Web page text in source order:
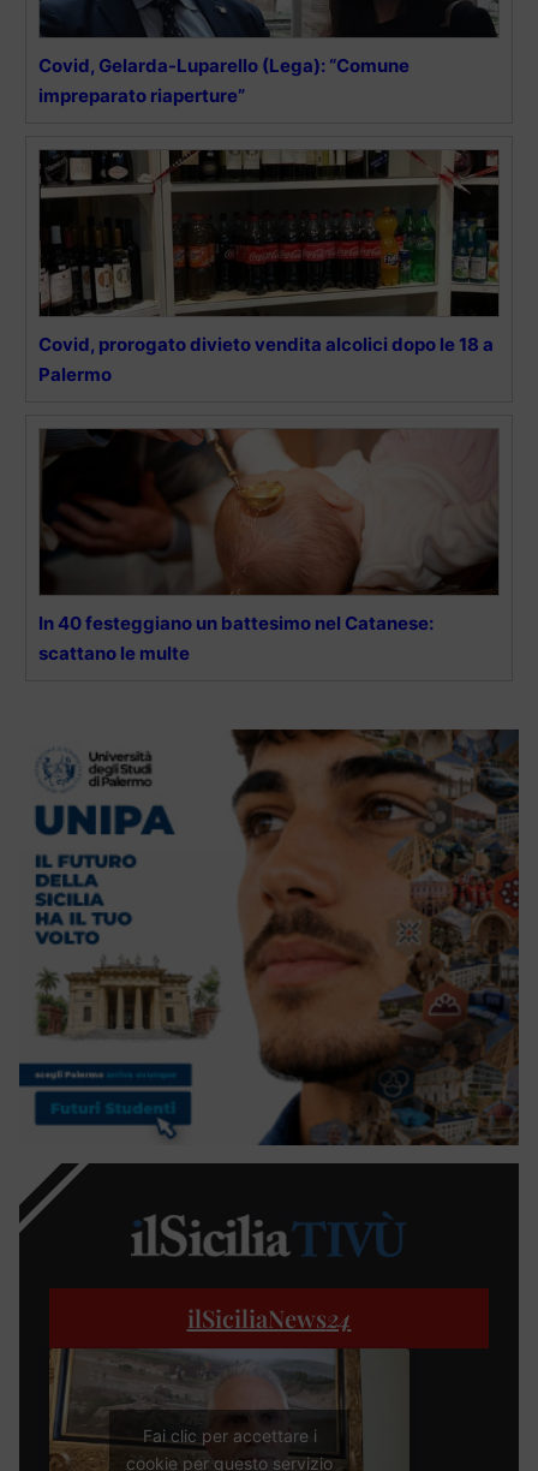
Covid, Gelarda-Luparello (Lega): “Comune
impreparato riaperture”
Covid, prorogato divieto vendita alcolici dopo le 18 a
Palermo
In 40 festeggiano un battesimo nel Catanese:
scattano le multe
ilSiciliaNews24
Fai clic per accettare i
cookie per questo servizio